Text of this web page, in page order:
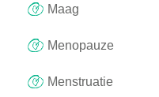
Maag
Menopauze
Menstruatie